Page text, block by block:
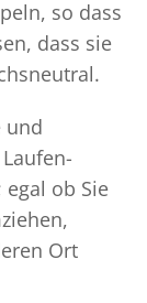
so dass
dass sie
und
ob Sie
Ort